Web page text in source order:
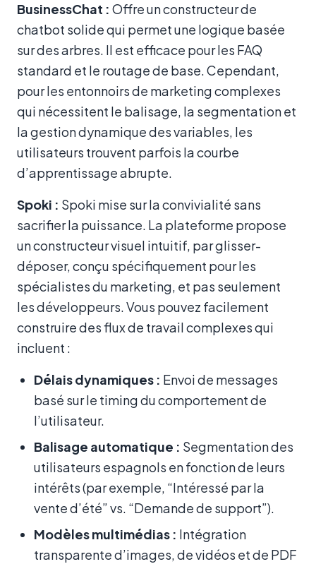
BusinessChat : Offre un constructeur de
chatbot solide qui permet une logique basée
sur des arbres. Il est efficace pour les FAQ
standard et le routage de base. Cependant,
pour les entonnoirs de marketing complexes
qui nécessitent le balisage, la segmentation et
la gestion dynamique des variables, les
utilisateurs trouvent parfois la courbe
d’apprentissage abrupte.
Spoki : Spoki mise sur la convivialité sans
sacrifier la puissance. La plateforme propose
un constructeur visuel intuitif, par glisser-
déposer, conçu spécifiquement pour les
spécialistes du marketing, et pas seulement
les développeurs. Vous pouvez facilement
construire des flux de travail complexes qui
incluent :
Délais dynamiques : Envoi de messages
basé sur le timing du comportement de
l’utilisateur.
Balisage automatique : Segmentation des
utilisateurs espagnols en fonction de leurs
intérêts (par exemple, “Intéressé par la
vente d’été” vs. “Demande de support”).
Modèles multimédias : Intégration
transparente d’images, de vidéos et de PDF